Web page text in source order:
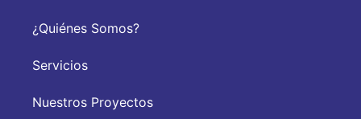
¿Quiénes Somos?
Servicios
Nuestros Proyectos